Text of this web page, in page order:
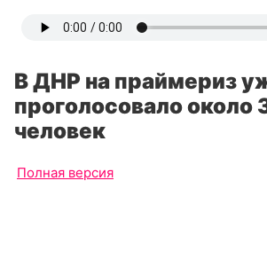
В ДНР на праймериз
проголосовало около
человек
Полная версия